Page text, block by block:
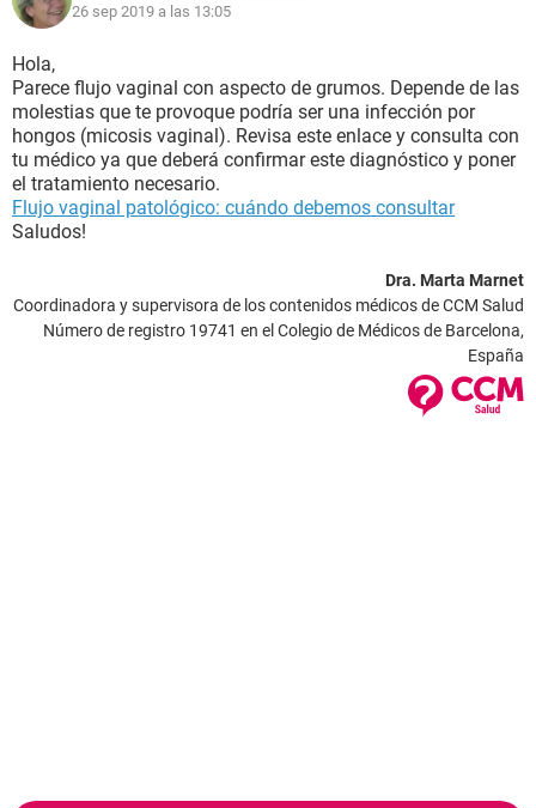
26 sep 2019 a las 13:05
Hola,
Parece flujo vaginal con aspecto de grumos. Depende de las
molestias que te provoque podría ser una infección por
hongos (micosis vaginal). Revisa este enlace y consulta con
tu médico ya que deberá confirmar este diagnóstico y poner
el tratamiento necesario.
Flujo vaginal patológico: cuándo debemos consultar
Saludos!
Dra. Marta Marnet
Coordinadora y supervisora de los contenidos médicos de CCM Salud
Número de registro 19741 en el Colegio de Médicos de Barcelona,
España